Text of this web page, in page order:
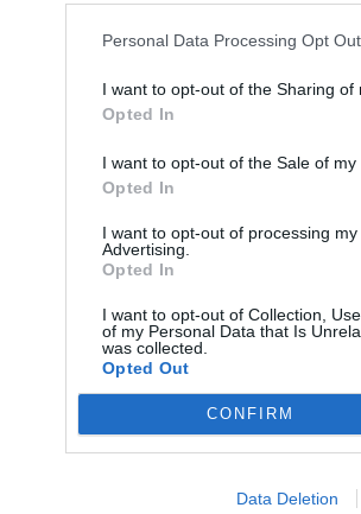
Personal Data Processing Opt
I want to opt-out of the Sharing of
Opted In
I want to opt-out of the Sale of
Opted In
I want to opt-out of processing
Advertising.
Opted In
I want to opt-out of Collection,
of my Personal Data that Is
was collected.
Opted Out
CONFIRM
Data Deletion